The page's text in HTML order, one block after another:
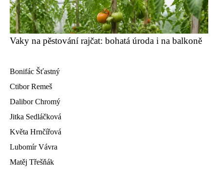
Vaky na pěstování rajčat: bohatá úroda i na balkoně
Bonifác Šťastný
Ctibor Remeš
Dalibor Chromý
Jitka Sedláčková
Květa Hrnčířová
Lubomír Vávra
Matěj Třešňák